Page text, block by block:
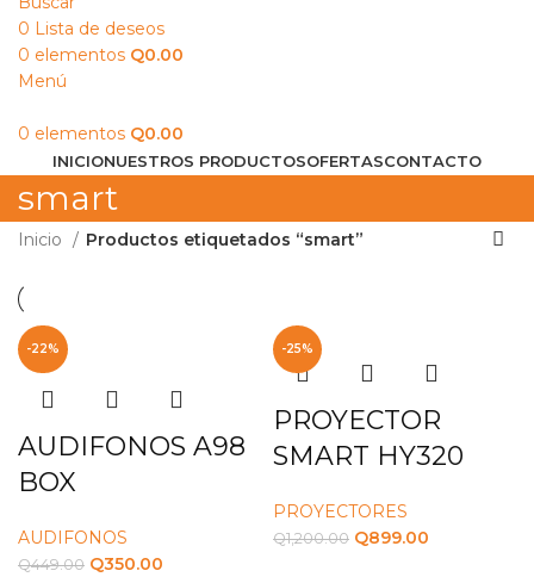
0 Lista de deseos
0 elementos Q0.00
Menú
0 elementos Q0.00
INICIONUESTROS PRODUCTOSOFERTASCONTACTO
smart
Inicio Productos etiquetados “smart”
-22%
AUDIFONOS A98
BOX
AUDIFONOS
Q449.00 Q350.00
-25%
PROYECTOR
SMART HY320
PROYECTORES
Q1,200.00 Q899.00